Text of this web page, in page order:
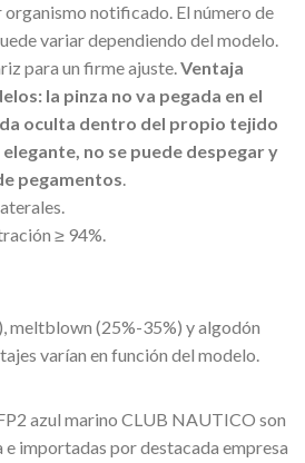
organismo notificado. El número de
variar dependiendo del modelo.
para un firme ajuste.Ventaja
la pinza no va pegada en el
oculta dentro del propio tejido
no se puede despegar y
pegamentos.
≥ 94%.
meltblown (25%-35%) y algodón
varían en función del modelo.
azul marino CLUB NAUTICO son
e importadas por destacada empresa